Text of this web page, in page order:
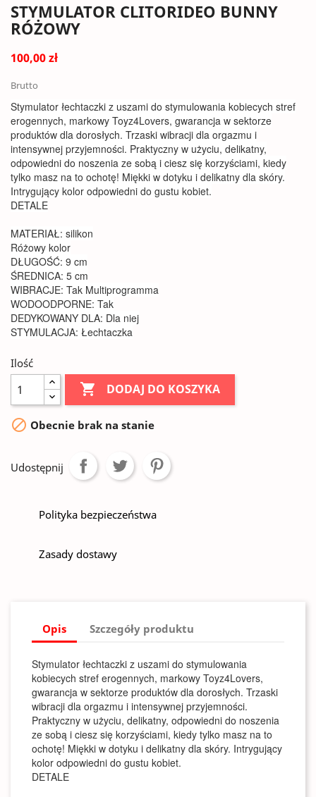
STYMULATOR CLITORIDEO BUNNY
RÓŻOWY
100,00 zł
Brutto
Stymulator łechtaczki z uszami do stymulowania kobiecych stref
erogennych, markowy Toyz4Lovers, gwarancja w sektorze
produktów dla dorosłych. Trzaski wibracji dla orgazmu i
intensywnej przyjemności. Praktyczny w użyciu, delikatny,
odpowiedni do noszenia ze sobą i ciesz się korzyściami, kiedy
tylko masz na to ochotę! Miękki w dotyku i delikatny dla skóry.
Intrygujący kolor odpowiedni do gustu kobiet.
DETALE
MATERIAŁ: silikon
Różowy kolor
DŁUGOŚĆ: 9 cm
ŚREDNICA: 5 cm
WIBRACJE: Tak Multiprogramma
WODOODPORNE: Tak
DEDYKOWANY DLA: Dla niej
STYMULACJA: Łechtaczka
Ilość
 DODAJ DO KOSZYKA
 Obecnie brak na stanie
Udostępnij
Polityka bezpieczeństwa
Zasady dostawy
Opis Szczegóły produktu
Stymulator łechtaczki z uszami do stymulowania
kobiecych stref erogennych, markowy Toyz4Lovers,
gwarancja w sektorze produktów dla dorosłych. Trzaski
wibracji dla orgazmu i intensywnej przyjemności.
Praktyczny w użyciu, delikatny, odpowiedni do noszenia
ze sobą i ciesz się korzyściami, kiedy tylko masz na to
ochotę! Miękki w dotyku i delikatny dla skóry. Intrygujący
kolor odpowiedni do gustu kobiet.
DETALE